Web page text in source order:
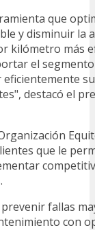
que
y disminuir la
kilómetro más
el
eficientemente
destacó el
que le
fallas
con